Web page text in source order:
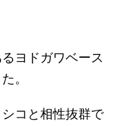
ヨドガワベース
。
コと相性抜群で